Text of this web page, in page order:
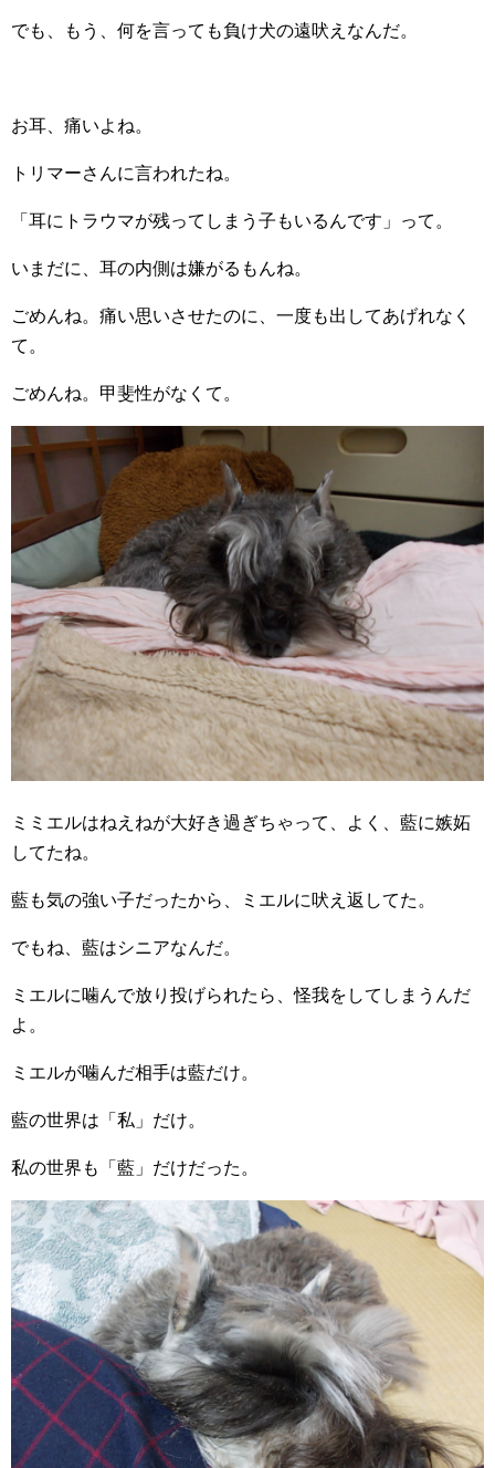
でも、もう、何を言っても負け犬の遠吠えなんだ。
お耳、痛いよね。
トリマーさんに言われたね。
「耳にトラウマが残ってしまう子もいるんです」って。
いまだに、耳の内側は嫌がるもんね。
ごめんね。痛い思いさせたのに、一度も出してあげれなく
て。
ごめんね。甲斐性がなくて。
ミミエルはねえねが大好き過ぎちゃって、よく、藍に嫉妬
してたね。
藍も気の強い子だったから、ミエルに吠え返してた。
でもね、藍はシニアなんだ。
ミエルに噛んで放り投げられたら、怪我をしてしまうんだ
よ。
ミエルが噛んだ相手は藍だけ。
藍の世界は「私」だけ。
私の世界も「藍」だけだった。